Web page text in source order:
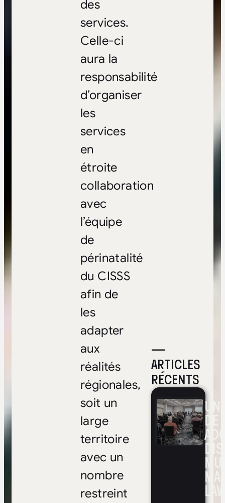
—
ARTICLES
RÉCENTS
DE
des
services.
Celle-ci
aura la
responsabilité
d’organiser
les
services
en
étroite
collaboration
avec
l’équipe
de
périnatalité
du CISSS
afin de
les
adapter
aux
réalités
régionales,
soit un
large
territoire
avec un
nombre
restreint